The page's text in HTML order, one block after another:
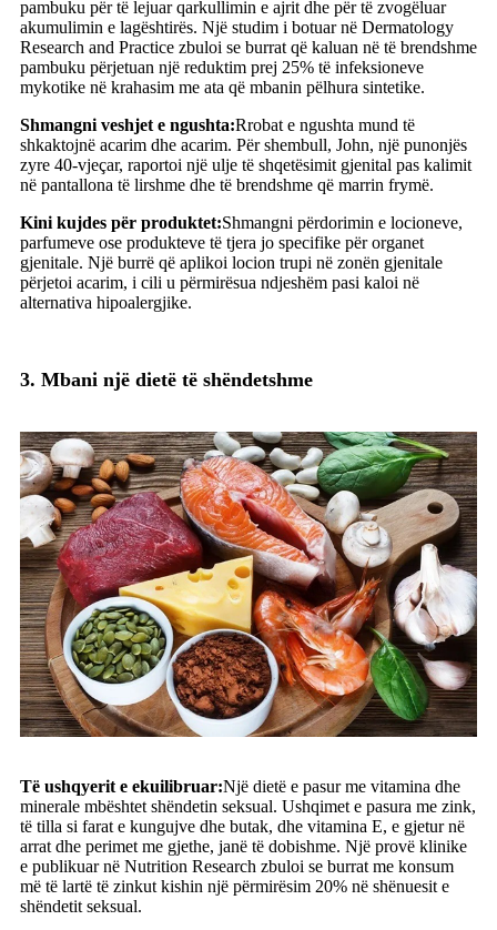
pambuku për të lejuar qarkullimin e ajrit dhe për të zvogëluar
akumulimin e lagështirës. Një studim i botuar në Dermatology
Research and Practice zbuloi se burrat që kaluan në të brendshme
pambuku përjetuan një reduktim prej 25% të infeksioneve
mykotike në krahasim me ata që mbanin pëlhura sintetike.
Shmangni veshjet e ngushta:Rrobat e ngushta mund të
shkaktojnë acarim dhe acarim. Për shembull, John, një punonjës
zyre 40-vjeçar, raportoi një ulje të shqetësimit gjenital pas kalimit
në pantallona të lirshme dhe të brendshme që marrin frymë.
Kini kujdes për produktet:Shmangni përdorimin e locioneve,
parfumeve ose produkteve të tjera jo specifike për organet
gjenitale. Një burrë që aplikoi locion trupi në zonën gjenitale
përjetoi acarim, i cili u përmirësua ndjeshëm pasi kaloi në
alternativa hipoalergjike.
3. Mbani një dietë të shëndetshme
Të ushqyerit e ekuilibruar:Një dietë e pasur me vitamina dhe
minerale mbështet shëndetin seksual. Ushqimet e pasura me zink,
të tilla si farat e kungujve dhe butak, dhe vitamina E, e gjetur në
arrat dhe perimet me gjethe, janë të dobishme. Një provë klinike
e publikuar në Nutrition Research zbuloi se burrat me konsum
më të lartë të zinkut kishin një përmirësim 20% në shënuesit e
shëndetit seksual.